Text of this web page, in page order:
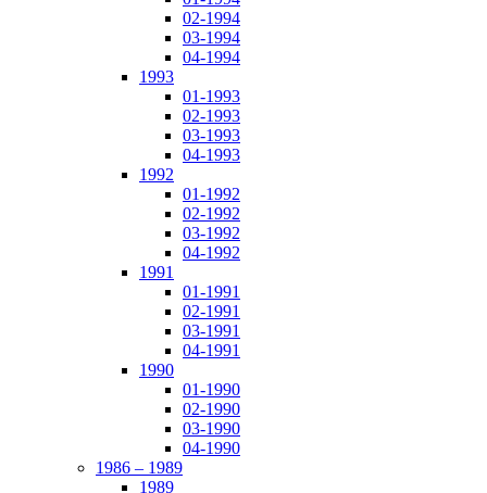
02-1994
03-1994
04-1994
1993
01-1993
02-1993
03-1993
04-1993
1992
01-1992
02-1992
03-1992
04-1992
1991
01-1991
02-1991
03-1991
04-1991
1990
01-1990
02-1990
03-1990
04-1990
1986 – 1989
1989